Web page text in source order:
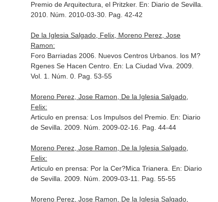
Premio de Arquitectura, el Pritzker. En: Diario de Sevilla
2010. Núm. 2010-03-30. Pag. 42-42
De la Iglesia Salgado, Felix, Moreno Perez, Jose
Ramon:
Foro Barriadas 2006. Nuevos Centros Urbanos. los M?
Rgenes Se Hacen Centro. En: La Ciudad Viva . 2009.
Vol. 1. Núm. 0. Pag. 53-55
Moreno Perez, Jose Ramon, De la Iglesia Salgado,
Felix:
Articulo en prensa: Los Impulsos del Premio. En: Diario
de Sevilla . 2009. Núm. 2009-02-16. Pag. 44-44
Moreno Perez, Jose Ramon, De la Iglesia Salgado,
Felix:
Articulo en prensa: Por la Cer?Mica Trianera. En: Diario
de Sevilla . 2009. Núm. 2009-03-11. Pag. 55-55
Moreno Perez, Jose Ramon, De la Iglesia Salgado,